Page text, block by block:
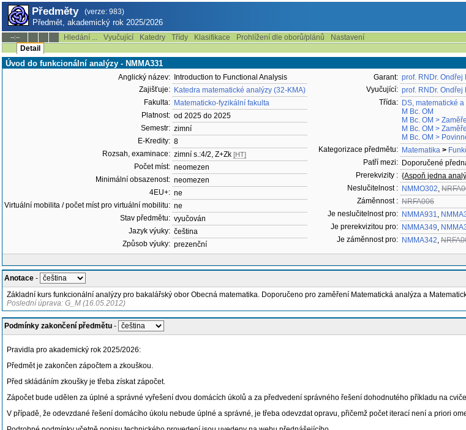
Předměty (verze: 983)
Předmět, akademický rok 2025/2026
--:-- Hledání ... Vyučující Katedry Třídy Klasifikace Prohlížení dle oborů/plánů
Nastavení
Detail
Úvod do funkcionální analýzy - NMMA331
Anglický název:
Introduction to Functional Analysis
Zajišťuje: Katedra matematické analýzy (32-KMA)
Fakulta: Matematicko-fyzikální fakulta
Platnost: od 2025 do 2025
Semestr: zimní
E-Kredity: 8
Rozsah, examinace: zimní s.:4/2, Z+Zk [HT]
Počet míst: neomezen
Minimální obsazenost: neomezen
4EU+: ne
Virtuální mobilita / počet míst pro virtuální mobilitu: ne
Stav předmětu: vyučován
Jazyk výuky: čeština
Způsob výuky: prezenční
Garant: prof. RNDr. Ondřej
Vyučující: prof. RNDr. Ondřej
Třída: DS, matematické
M Bc. OM
M Bc. OM >
M Bc. OM >
M Bc. OM >
Kategorizace předmětu: Matematika >
Patří mezi: Doporučené
Prerekvizity : {Aspoň jedna
Neslučitelnost : NMMO302,
Záměnnost : NRFA006
Je neslučitelnost pro: NMMA931,
Je prerekvizitou pro: NMMA349,
Je záměnnost pro: NMMA342,
Anotace -
Základní kurs funkcionální analýzy pro bakalářský obor Obecná matematika. Doporučeno pro zaměření Matematická analýza a
Poslední úprava: G_M (16.05.2012)
Podmínky zakončení předmětu -
Pravidla pro akademický rok 2025/2026:
Předmět je zakončen zápočtem a zkouškou.
Před skládáním zkoušky je třeba získat zápočet.
Zápočet bude udělen za úplné a správné vyřešení dvou domácích úkolů a za předvedení správného řešení dohodnutého příkladu na
V případě, že odevzdané řešení domácího úkolu nebude úplné a správné, je třeba odevzdat opravu, přičemž počet iterací není a priori